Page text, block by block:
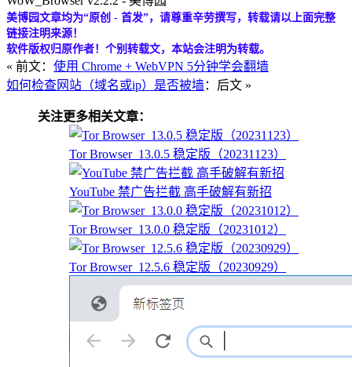
美博园文章均为“原创 - 首发”，请尊重辛劳撰写，转载请以上面完整
链接注明来源！
软件版权归原作者！个别转载文，本站会注明为转载。
« 前文： 使用 Chrome + WebVPN 5分钟学会翻墙
如何检查网站（域名或ip）是否被墙：后文 »
关注更多相关文章：
Tor Browser_13.0.5 稳定版（20231123）
YouTube 禁广告拦截 高手破解有新招
Tor Browser_13.0.0 稳定版（20231012）
Tor Browser_12.5.6 稳定版（20230929）